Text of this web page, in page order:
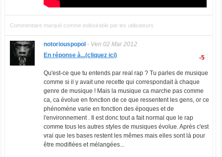
Commentaire marqué comme indésirable par les utilisateurs
notoriouspopol - Ven 02 Mar 2012
-5
En réponse à...(cliquez ici)
Qu'est-ce que tu entends par real rap ? Tu parles de musique
comme si il y avait une recette qui correspondait à chaque
genre de musique ! Mais la musique ca marche pas comme
ca, ca évolue en fonction de ce que ressentent les gens, or ce
phénomène varie en fonction des époques et de
l'environnement . Il est donc tout a fait normal que le rap
comme tous les autres styles de musiques évolue. Après c'est
vrai que les bases restent les mêmes mais elles sont là pour
être modifiées et mélangées...